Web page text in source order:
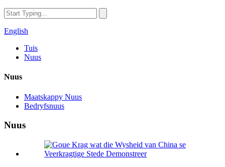
English
Tuis
Nuus
Nuus
Maatskappy Nuus
Bedryfsnuus
Nuus